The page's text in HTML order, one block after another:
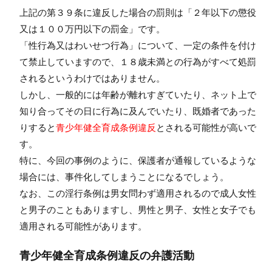
上記の第３９条に違反した場合の罰則は「２年以下の懲役
又は１００万円以下の罰金」です。
「性行為又はわいせつ行為」について、一定の条件を付け
て禁止していますので、１８歳未満との行為がすべて処罰
されるというわけではありません。
しかし、一般的には年齢が離れすぎていたり、ネット上で
知り合ってその日に行為に及んでいたり、既婚者であった
りすると青少年健全育成条例違反 とされる可能性が高いで
す。
特に、今回の事例のように、保護者が通報しているような
場合には、事件化してしまうことになるでしょう。
なお、この淫行条例は男女問わず適用されるので成人女性
と男子のこともありますし、男性と男子、女性と女子でも
適用される可能性があります。
青少年健全育成条例違反の弁護活動